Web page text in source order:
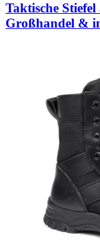
Taktische
Großhandel &